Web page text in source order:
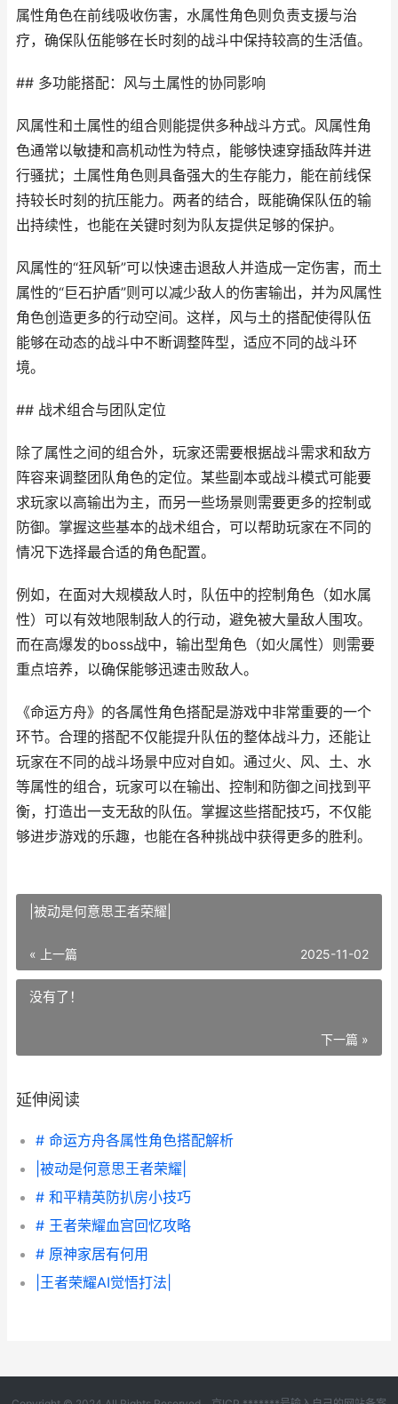
属性角色在前线吸收伤害，水属性角色则负责支援与治
疗，确保队伍能够在长时刻的战斗中保持较高的生活值。
## 多功能搭配：风与土属性的协同影响
风属性和土属性的组合则能提供多种战斗方式。风属性角
色通常以敏捷和高机动性为特点，能够快速穿插敌阵并进
行骚扰；土属性角色则具备强大的生存能力，能在前线保
持较长时刻的抗压能力。两者的结合，既能确保队伍的输
出持续性，也能在关键时刻为队友提供足够的保护。
风属性的“狂风斩”可以快速击退敌人并造成一定伤害，而土
属性的“巨石护盾”则可以减少敌人的伤害输出，并为风属性
角色创造更多的行动空间。这样，风与土的搭配使得队伍
能够在动态的战斗中不断调整阵型，适应不同的战斗环
境。
## 战术组合与团队定位
除了属性之间的组合外，玩家还需要根据战斗需求和敌方
阵容来调整团队角色的定位。某些副本或战斗模式可能要
求玩家以高输出为主，而另一些场景则需要更多的控制或
防御。掌握这些基本的战术组合，可以帮助玩家在不同的
情况下选择最合适的角色配置。
例如，在面对大规模敌人时，队伍中的控制角色（如水属
性）可以有效地限制敌人的行动，避免被大量敌人围攻。
而在高爆发的boss战中，输出型角色（如火属性）则需要
重点培养，以确保能够迅速击败敌人。
《命运方舟》的各属性角色搭配是游戏中非常重要的一个
环节。合理的搭配不仅能提升队伍的整体战斗力，还能让
玩家在不同的战斗场景中应对自如。通过火、风、土、水
等属性的组合，玩家可以在输出、控制和防御之间找到平
衡，打造出一支无敌的队伍。掌握这些搭配技巧，不仅能
够进步游戏的乐趣，也能在各种挑战中获得更多的胜利。
|被动是何意思王者荣耀|
« 上一篇 2025-11-02
没有了！
下一篇 »
延伸阅读
# 命运方舟各属性角色搭配解析
|被动是何意思王者荣耀|
# 和平精英防扒房小技巧
# 王者荣耀血宫回忆攻略
# 原神家居有何用
|王者荣耀AI觉悟打法|